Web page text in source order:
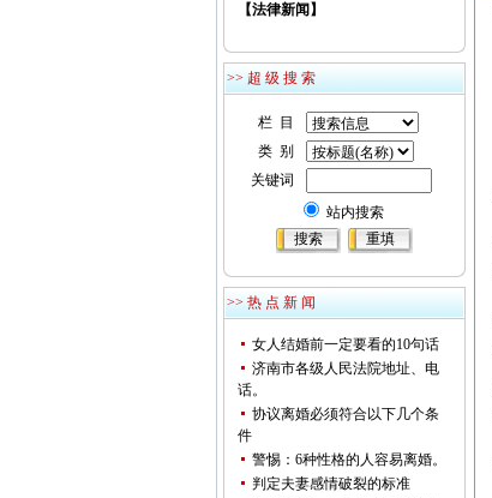
【法律新闻】
>> 超 级 搜 索
栏 目
类 别
关键词
站内搜索
>> 热 点 新 闻
女人结婚前一定要看的10句话
济南市各级人民法院地址、电
话。
协议离婚必须符合以下几个条
件
警惕：6种性格的人容易离婚。
判定夫妻感情破裂的标准